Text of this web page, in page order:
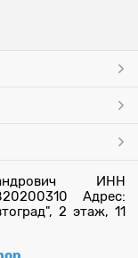
ИНН
Адрес:
2 этаж, 11